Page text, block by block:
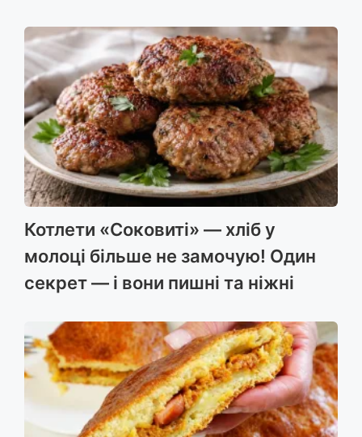
Котлети «Соковиті» — хліб у
молоці більше не замочую! Один
секрет — і вони пишні та ніжні